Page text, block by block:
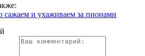
сажаем и ухаживаем за пионами